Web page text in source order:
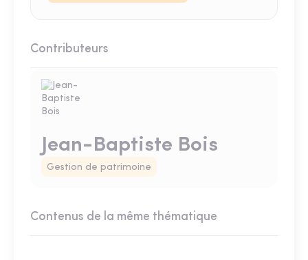
Contributeurs
Jean-Baptiste Bois
Gestion de patrimoine
Contenus de la même thématique